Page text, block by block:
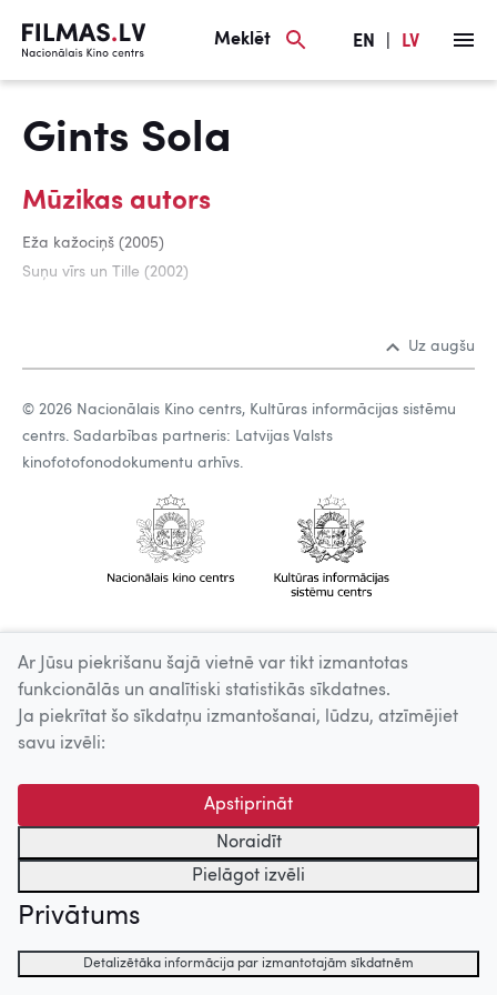
Meklēt EN LV
Gints Sola
Mūzikas autors
Eža kažociņš (2005)
Suņu vīrs un Tille (2002)
Uz augšu
© 2026 Nacionālais Kino centrs, Kultūras informācijas sistēmu
centrs. Sadarbības partneris: Latvijas Valsts
kinofotofonodokumentu arhīvs.
Ar Jūsu piekrišanu šajā vietnē var tikt izmantotas
funkcionālās un analītiski statistikās sīkdatnes.
Ja piekrītat šo sīkdatņu izmantošanai, lūdzu, atzīmējiet
savu izvēli:
Apstiprināt
Noraidīt
Pielāgot izvēli
Privātums
Detalizētāka informācija par izmantotajām sīkdatnēm